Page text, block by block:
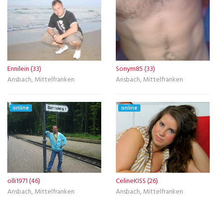
Ennilein (33)
Ansbach, Mittelfranken
Sonym85 (33)
Ansbach, Mittelfranken
online
olli1971 (46)
Ansbach, Mittelfranken
online
CelineKISS (26)
Ansbach, Mittelfranken